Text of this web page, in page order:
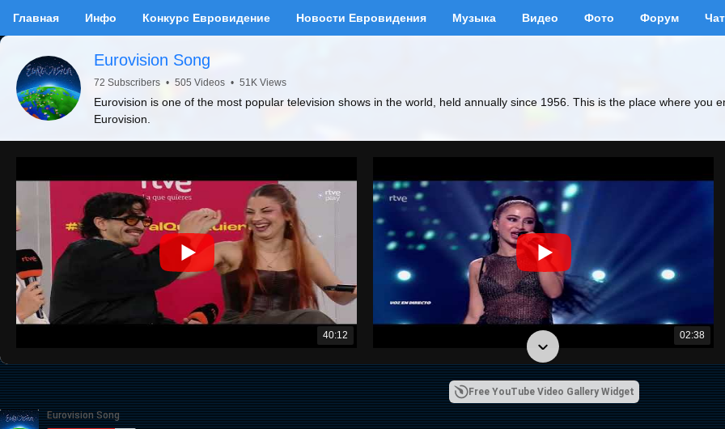
Главная Инфо Конкурс Евровидение Новости Евровидения Музыка Видео Фото Форум Чат
Eurovision Song
72 Subscribers • 505 Videos • 51K Views
Eurovision is one of the most popular television shows in the world, held annually since 1956. This is the place where you
Eurovision.
40:12 02:38
Free YouTube Video Gallery Widget